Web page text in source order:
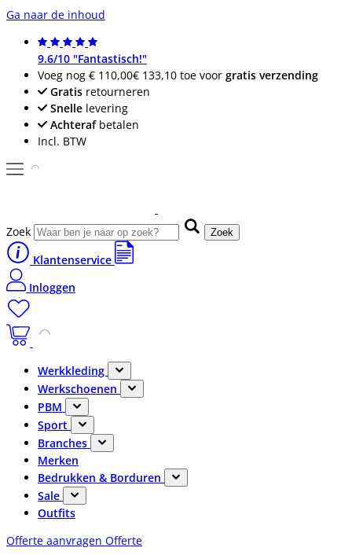
Ga naar de inhoud
9.6/10 "Fantastisch!"
Voeg nog € 110,00€ 133,10 toe voor gratis verzending
Gratis retourneren
Snelle levering
Achterafbetalen
Incl. BTW
Zoek Zoek
Klantenservice
Inloggen
Werkkleding
Werkschoenen
PBM
Sport
Branches
Merken
Bedrukken & Borduren
Sale
Outfits
Offerte aanvragen Offerte